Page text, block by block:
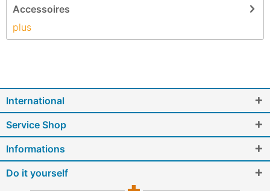
Accessoires
plus
International
Service Shop
Informations
Do it yourself